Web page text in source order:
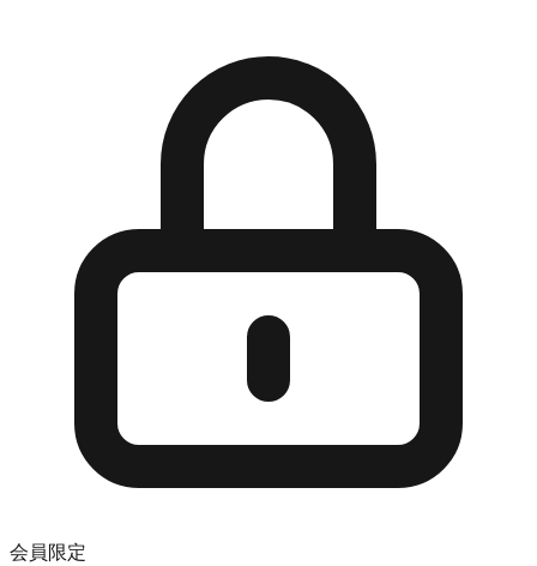
会員限定